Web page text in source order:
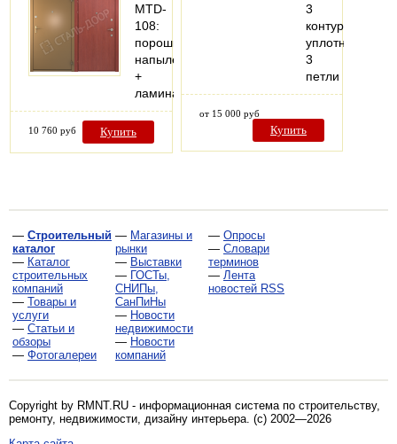
MTD-
108:
порошковое
напыление
+
ламинат
10 760 руб Купить
3
контура
уплотнения
3
петли
от 15 000 руб
Купить
— Строительный
каталог
— Каталог
строительных
компаний
— Товары и
услуги
— Статьи и
обзоры
— Фотогалереи
— Магазины и
рынки
— Выставки
— ГОСТы,
СНИПы,
СанПиНы
— Новости
недвижимости
— Новости
компаний
— Опросы
— Словари
терминов
— Лента
новостей RSS
Copyright by RMNT.RU - информационная система по строительству,
ремонту, недвижимости, дизайну интерьера . (c) 2002—2026